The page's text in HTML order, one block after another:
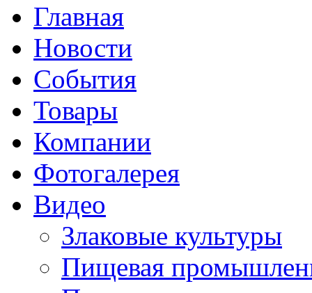
Главная
Новости
События
Товары
Компании
Фотогалерея
Видео
Злаковые культуры
Пищевая